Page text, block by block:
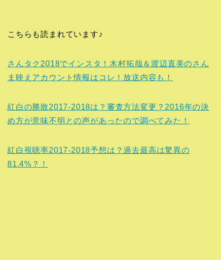
こちらも読まれています♪
さんタク2018でインスタ！木村拓哉＆渡辺直美のさん
ま映えアカウント情報はコレ！放送内容も！
紅白の勝敗2017-2018は？審査方法変更？2016年の決
め方が意味不明との声があったので調べてみた！
紅白視聴率2017-2018予想は？過去最高は驚異の
81.4%？！